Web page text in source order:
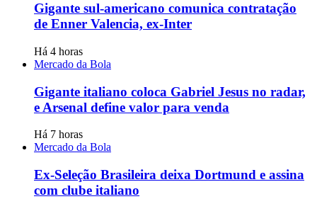
Gigante sul-americano comunica contratação
de Enner Valencia, ex-Inter
Há 4 horas
Mercado da Bola
Gigante italiano coloca Gabriel Jesus no radar,
e Arsenal define valor para venda
Há 7 horas
Mercado da Bola
Ex-Seleção Brasileira deixa Dortmund e assina
com clube italiano